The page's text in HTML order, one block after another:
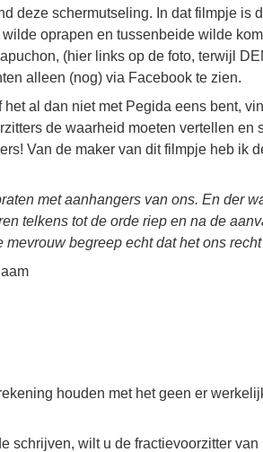
deze schermutseling. In dat filmpje is
oprapen en tussenbeide wilde
(hier links op de foto, terwijl
alleen (nog) via Facebook te zien.
al dan niet met Pegida eens bent,
de waarheid moeten vertellen en
Van de maker van dit filmpje heb ik
met aanhangers van ons. En der
telkens tot de orde riep en na de
begreep echt dat het ons recht
houden met het geen er
schrijven, wilt u de fractievoorzitter